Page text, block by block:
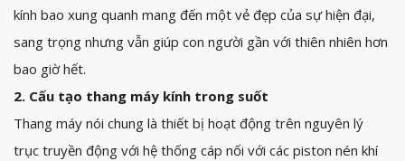
kính bao xung quanh mang đến một vẻ đẹp của sự hiện đại,
sang trọng nhưng vẫn giúp con người gần với thiên nhiên hơn
bao giờ hết.
2. Cấu tạo thang máy kính trong suốt
Thang máy nói chung là thiết bị hoạt động trên nguyên lý
trục truyền động với hệ thống cáp nối với các piston nén khí